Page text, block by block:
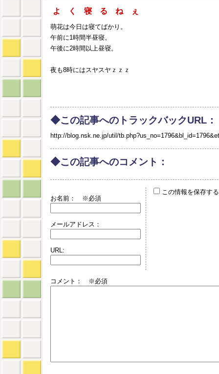
よ く 寝 る ね ぇ
萌花は今日は寝てばかり。
午前に1時間半昼寝。
午後に2時間以上昼寝。
夜も8時にはスヤスヤｚｚｚ
◆この記事へのトラックバックURL：
http://blog.nsk.ne.jp/util/
◆この記事へのコメント：
お名前： ※必須
メールアドレス：
URL:
この情報を保存する
コメント： ※必須